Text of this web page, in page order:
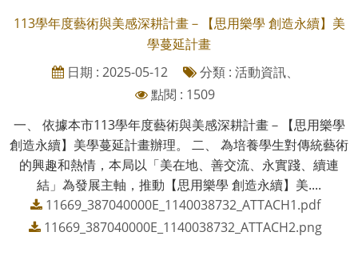
113學年度藝術與美感深耕計畫－【思用樂學 創造永續】美
學蔓延計畫
日期 : 2025-05-12
分類 : 活動資訊、
點閱 : 1509
一、 依據本市113學年度藝術與美感深耕計畫－【思用樂學
創造永續】美學蔓延計畫辦理。 二、 為培養學生對傳統藝術
的興趣和熱情，本局以「美在地、善交流、永實踐、續連
結」為發展主軸，推動【思用樂學 創造永續】美....
11669_387040000E_1140038732_ATTACH1.pdf
11669_387040000E_1140038732_ATTACH2.png